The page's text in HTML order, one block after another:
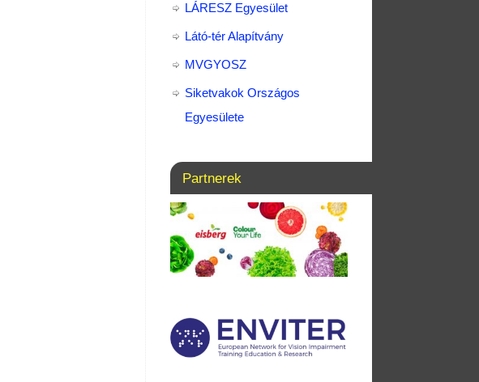
LÁRESZ Egyesület
Látó-tér Alapítvány
MVGYOSZ
Siketvakok Országos
Egyesülete
Partnerek